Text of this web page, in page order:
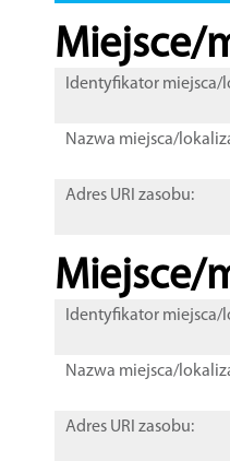
Miejsce/
Identyfikator miejsca/
Nazwa miejsca/
Adres URI zasobu:
Miejsce/
Identyfikator miejsca/
Nazwa miejsca/
Adres URI zasobu: